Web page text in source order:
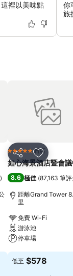
裡以美味點
你
旅
)
分享 放到收藏
5 星級 酒店
如心海景酒店暨會
8.6 極佳 (87,163 筆
距離Grand Tower
里
免費 Wi-Fi
游泳池
停車場
查看價格
低至 $578